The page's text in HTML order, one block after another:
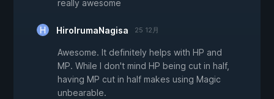
really awesome
HiroIrumaNagisa 25 12月
Awesome. It definitely helps with HP and
MP. While I don't mind HP being cut in half,
having MP cut in half makes using Magic
unbearable.